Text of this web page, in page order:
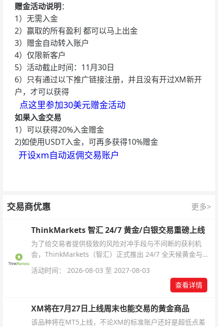
赠金活动说明：
1）无需入金
2）赢取的所有盈利 都可以马上出金
3）赠金自动转入账户
4）仅限新客户
5）活动截止时间：11月30日
6）只有通过以下推广链接注册，并且没有开过XM新开
户，才可以获得
点这里参加30美元赠金活动
如果入金交易
1）可以获得20%入金赠金
2)如使用USDT入金，可再多获得10%赠金
开设xm自动返佣交易账户
交易商优惠 更多>
ThinkMarkets 智汇 24/7 黄金/白银交易重磅上线
为了给交易者提供极致的风险对冲手段与不间断的获利机
会，ThinkMarkets（智汇）正式推出 24/7 全天候黄金与白
杆配置、支持软件及交易细则。
活动时间： 2026-08-03 至 2027-08-03
查看详情
XM将在7月27日上线周末也能交易的黄金商品
该品种将在MT5上线，不论XM的标准账户还好是超低点差